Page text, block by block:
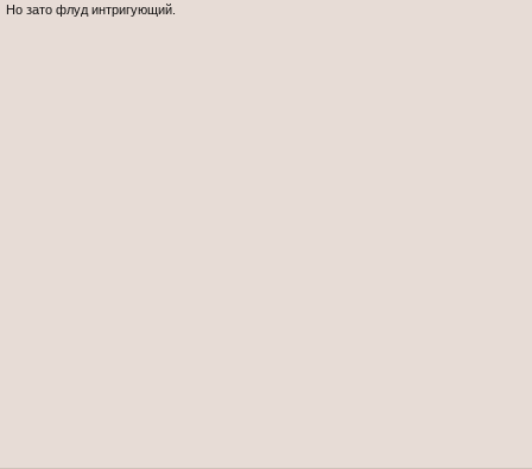
Но зато флуд интригующий.